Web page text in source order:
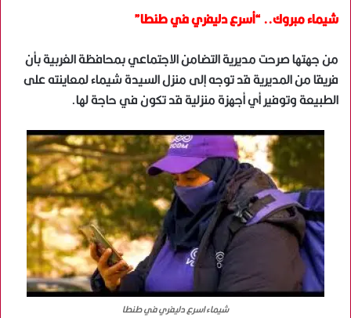
شيماء مبروك.. “أسرع دليفري في طنطا”
من جهتها صرحت مديرية التضامن الاجتماعي بمحافظة الغربية بأن
فريقا من المديرية قد توجه إلى منزل السيدة شيماء لمعاينته على
الطبيعة وتوفير أي أجهزة منزلية قد تكون في حاجة لها.
شيماء اسرع دليفري في طنطا